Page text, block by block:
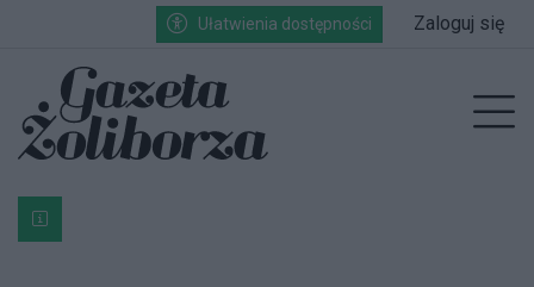
Przejdź do głównych treści
Przejdź do wyszukiwarki
Przejdź do głównego menuUłatwienia dostępności Zaloguj się